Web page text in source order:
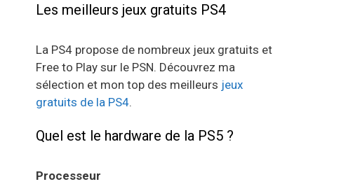
Les meilleurs jeux gratuits PS4
La PS4 propose de nombreux jeux gratuits et
Free to Play sur le PSN. Découvrez ma
sélection et mon top des meilleurs jeux
gratuits de la PS4.
Quel est le hardware de la PS5 ?
Processeur